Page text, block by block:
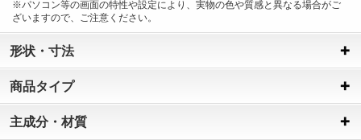
※パソコン等の画面の特性や設定により、実物の色や質感と異なる場合がご
ざいますので、ご注意ください。
形状・寸法
商品タイプ
主成分・材質